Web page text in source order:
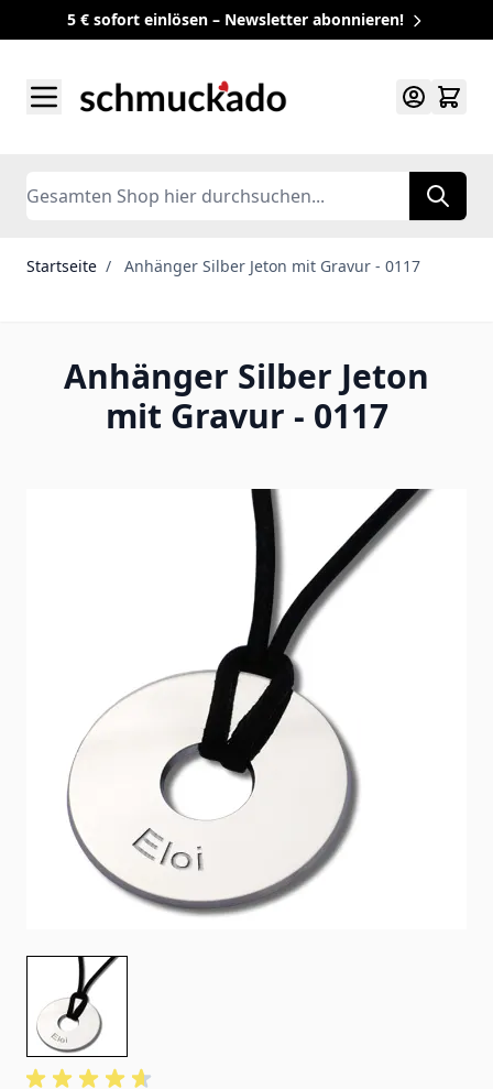
5 € sofort einlösen – Newsletter abonnieren!
Search
Startseite / Anhänger Silber Jeton mit Gravur - 0117
Anhänger Silber Jeton
mit Gravur - 0117